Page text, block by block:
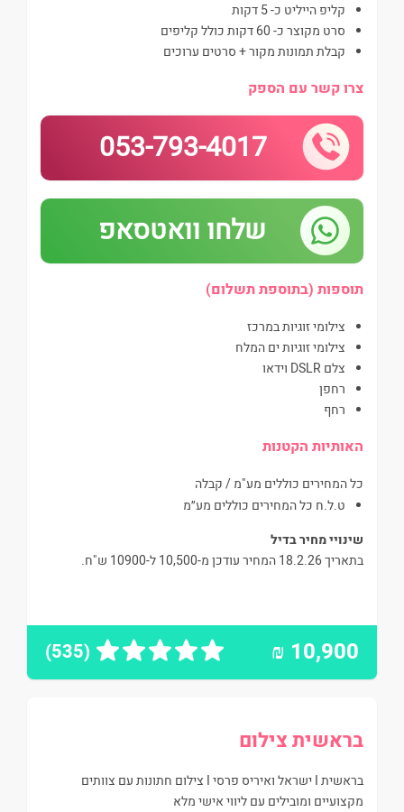
קליפ הייליט כ- 5 דקות
סרט מקוצר כ- 60 דקות כולל קליפים
קבלת תמונות מקור + סרטים ערוכים
צרו קשר עם הספק
053-793-4017
שלחו וואטסאפ
תוספות (בתוספת תשלום)
צילומי זוגיות במרכז
צילומי זוגיות ים המלח
צלם DSLR וידאו
רחפן
רחף
האותיות הקטנות
כל המחירים כוללים מע"מ / קבלה
ט.ל.ח כל המחירים כוללים מע״מ
שינויי מחיר בדיל
בתאריך 18.2.26 המחיר עודכן מ-10,500 ל-10900 ש"ח.
10,900
₪
(535)
בראשית צילום
בראשית I ישראל ואיריס פרסי I צילום חתונות עם צוותים
מקצועיים ומובילים עם ליווי אישי מלא